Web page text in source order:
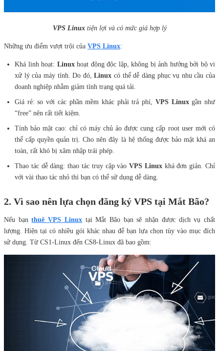
VPS Linuxtiện lợi và có mức giá hợp lý
Những ưu điểm vượt trội của VPS Linux:
Khá linh hoạt: Linuxhoạt động độc lập, không bị ảnh hưởng bởi bộ vi
xử lý của máy tính. Do đó,Linux có thể dễ dàng phục vụ nhu cầu của
doanh nghiệp nhằm giảm tình trạng quá tải.
Giá rẻ: so với các phần mềm khác phải trả phí, VPS Linuxgần như
“free” nên rất tiết kiệm.
Tính bảo mật cao: chỉ có máy chủ ảo được cung cấp root user mới có
thể cấp quyền quản trị. Cho nên đây là hệ thống được bảo mật khá an
toàn, rất khó bị xâm nhập trái phép.
Thao tác dễ dàng: thao tác truy cập vàoVPS Linux khá đơn giản. Chỉ
với vài thao tác nhỏ thì bạn có thể sử dụng dễ dàng.
2. Vì sao nên lựa chọn đăng ký VPS tại Mắt Bão?
Nếu bạn thuê VPS Linuxtại Mắt Bão bạn sẽ nhận được dịch vụ chất
lượng. Hiện tại có nhiều gói khác nhau để bạn lựa chọn tùy vào mục đích
sử dụng. Từ CS1-Linux đến CS8-Linux đã bao gồm: